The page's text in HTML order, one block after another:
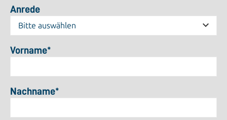
Anrede
Vorname*
Nachname*